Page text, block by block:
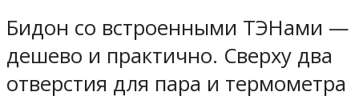
Бидон со встроенными ТЭНами —
дешево и практично. Сверху два
отверстия для пара и термометра